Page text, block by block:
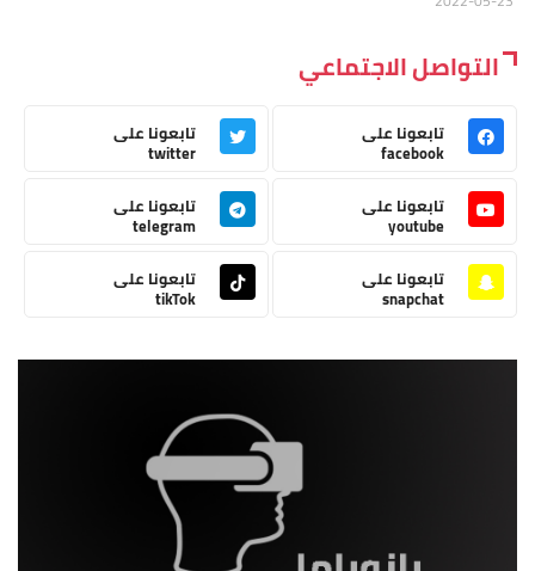
التواصل الاجتماعي
تابعونا على
facebook
تابعونا على
twitter
تابعونا على
youtube
تابعونا على
telegram
تابعونا على
snapchat
تابعونا على
tikTok